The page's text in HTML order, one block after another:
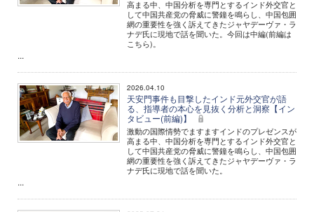
高まる中、中国分析を専門とするインド外交官と
して中国共産党の脅威に警鐘を鳴らし、中国包囲
網の重要性を強く訴えてきたジャヤデーヴァ・ラ
ナデ氏に現地で話を聞いた。今回は中編(前編は
こちら)。
...
2026.04.10
天安門事件も目撃したインド元外交官が語
る、指導者の本心を見抜く分析と洞察【イン
タビュー(前編)】
激動の国際情勢でますますインドのプレゼンスが
高まる中、中国分析を専門とするインド外交官と
して中国共産党の脅威に警鐘を鳴らし、中国包囲
網の重要性を強く訴えてきたジャヤデーヴァ・ラ
ナデ氏に現地で話を聞いた。
...